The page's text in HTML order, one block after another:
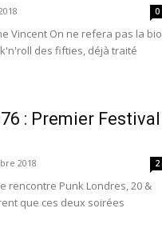
0
Vincent On ne refera pas la bio
des fifties, déjà traité
: Premier Festival
2018 2
rencontre Punk Londres, 20 &
que ces deux soirées